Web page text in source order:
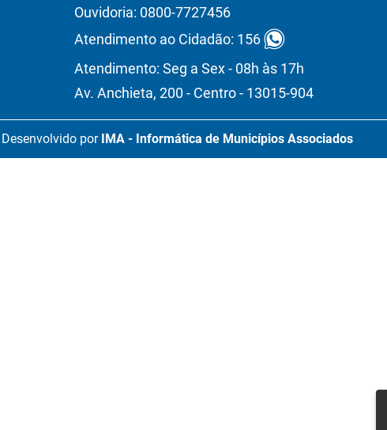
Ouvidoria: 0800-7727456
Atendimento ao Cidadão: 156
Atendimento: Seg a Sex - 08h às 17h
Av. Anchieta, 200 - Centro - 13015-904
Desenvolvido por IMA - Informática de Municípios Associados